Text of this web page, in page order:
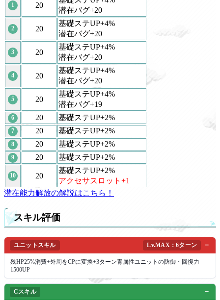
1 20
潜在バグ+20
2 20
基礎ステUP+4%
潜在バグ+20
3 20
基礎ステUP+4%
潜在バグ+20
4 20
基礎ステUP+4%
潜在バグ+20
5 20
基礎ステUP+4%
潜在バグ+19
6 20 基礎ステUP+2%
7 20 基礎ステUP+2%
8 20 基礎ステUP+2%
9 20 基礎ステUP+2%
10 20
基礎ステUP+2%
アクセサスロット+1
潜在能力解放の解説はこちら！
スキル評価
ユニットスキル Lv.MAX：6ターン
残HP25%消費+外周をCPに変換+3ターン青属性ユニットの防御・回復力
1500UP
Cスキル